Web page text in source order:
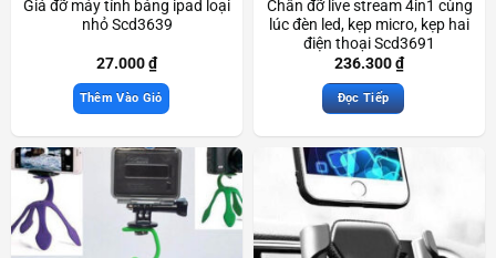
Giá đỡ máy tính bảng ipad loại
nhỏ Scd3639
27.000₫
Thêm Vào Giỏ
Chân đỡ live stream 4in1 cùng
lúc đèn led, kẹp micro, kẹp hai
điện thoại Scd3691
236.300₫
Đọc Tiếp